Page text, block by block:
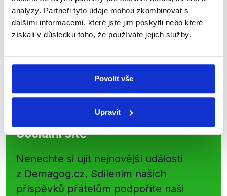
analýzy. Partneři tyto údaje mohou zkombinovat s
dalšími informacemi, které jste jim poskytli nebo které
získali v důsledku toho, že používáte jejich služby.
Povolit vše
Upravit
shrnutí nejzajímavějších článků a analýz.
Začněte nás odebírat, a mějte tak
přehled o tom, jaké dezinformace a
WhatsApp
Sociální sítě
Nenechte si ujít nejnovější události
z Demagog.cz. Sdílením našich
příspěvků přátelům podpoříte naši